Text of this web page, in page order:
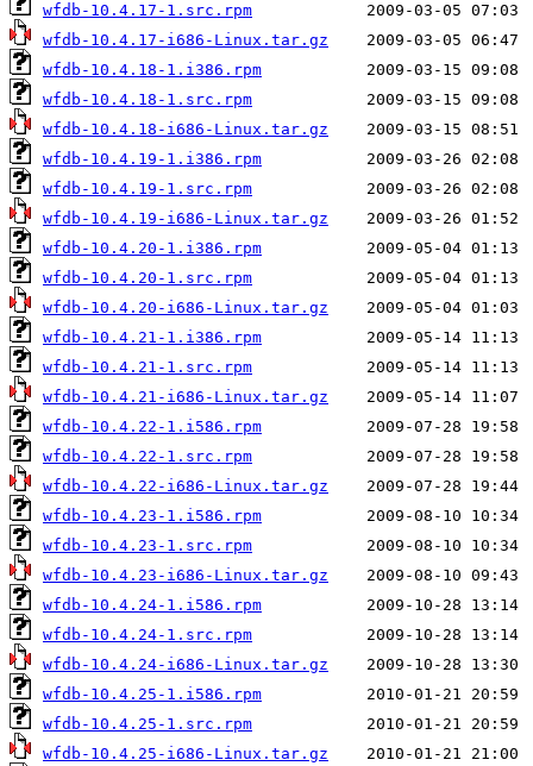
wfdb-10.4.17-1.src.rpm
wfdb-10.4.17-i686-Linux.tar.gz
wfdb-10.4.18-1.i386.rpm
wfdb-10.4.18-1.src.rpm
wfdb-10.4.18-i686-Linux.tar.gz
wfdb-10.4.19-1.i386.rpm
wfdb-10.4.19-1.src.rpm
wfdb-10.4.19-i686-Linux.tar.gz
wfdb-10.4.20-1.i386.rpm
wfdb-10.4.20-1.src.rpm
wfdb-10.4.20-i686-Linux.tar.gz
wfdb-10.4.21-1.i386.rpm
wfdb-10.4.21-1.src.rpm
wfdb-10.4.21-i686-Linux.tar.gz
wfdb-10.4.22-1.i586.rpm
wfdb-10.4.22-1.src.rpm
wfdb-10.4.22-i686-Linux.tar.gz
wfdb-10.4.23-1.i586.rpm
wfdb-10.4.23-1.src.rpm
wfdb-10.4.23-i686-Linux.tar.gz
wfdb-10.4.24-1.i586.rpm
wfdb-10.4.24-1.src.rpm
wfdb-10.4.24-i686-Linux.tar.gz
wfdb-10.4.25-1.i586.rpm
wfdb-10.4.25-1.src.rpm
wfdb-10.4.25-i686-Linux.tar.gz